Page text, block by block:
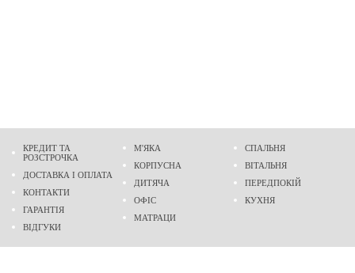
КРЕДИТ ТА
РОЗСТРОЧКА
ДОСТАВКА І ОПЛАТА
КОНТАКТИ
ГАРАНТІЯ
ВІДГУКИ
М'ЯКА
КОРПУСНА
ДИТЯЧА
ОФІС
МАТРАЦИ
СПАЛЬНЯ
ВІТАЛЬНЯ
ПЕРЕДПОКІЙ
КУХНЯ